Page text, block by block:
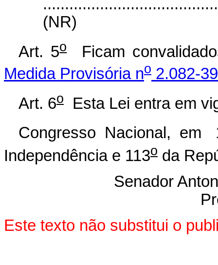
(NR)
Art. 5oFicam
Medida Provisória no 2.082-
Art. 6o
Esta Lei entra em
Congresso Nacional, em
Independência e 113o da
Senador
Este texto não substitui o